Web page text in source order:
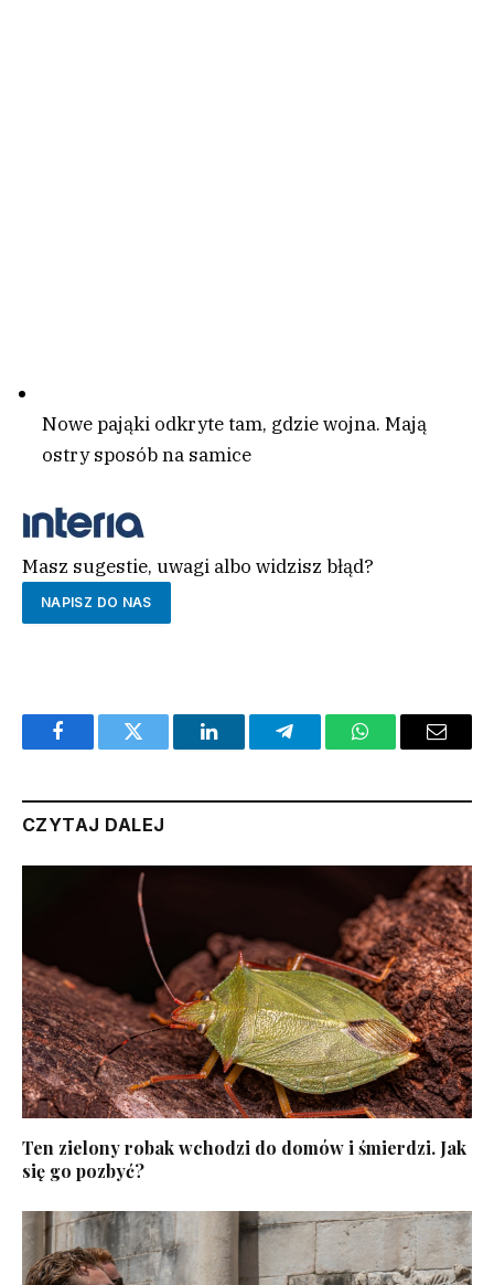
Nowe pająki odkryte tam, gdzie wojna. Mają
ostry sposób na samice
Masz sugestie, uwagi albo widzisz błąd?
NAPISZ DO NAS
FacebookTwitter LinkedInTelegramWhatsAppEmail
CZYTAJ DALEJ
Ten zielony robak wchodzi do domów i śmierdzi. Jak
się go pozbyć?